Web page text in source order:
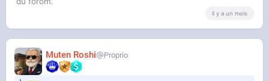
il y a un mois
Muten Roshi Proprio